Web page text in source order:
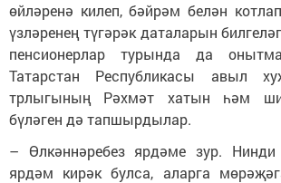
өйләренә килеп, бәйрәм белән
үзләренең түгәрәк даталарын
пенсионерлар турында да
Татарстан Республикасы авыл
трлыгының Рәхмәт хатын һәм
бүләген дә тапшырдылар.
– Өлкәннәребез ярдәме зур.
ярдәм кирәк булса, аларга